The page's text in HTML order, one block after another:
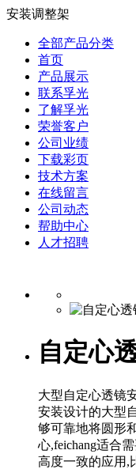
安装调整架
全部产品分类
首页
产品展示
联系孚光
了解孚光
荣誉客户
公司业绩
下载彩页
技术方案
在线留言
公司动态
帮助中心
人才招聘
自定心
大型自定心透镜
安装设计的大型
够可靠地将圆形
心,feichang适合
高度一致的应用,